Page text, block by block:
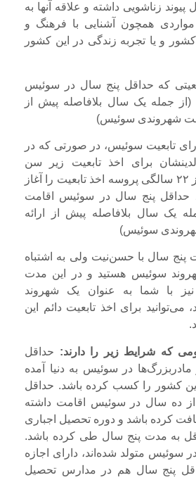
زناشویی داشته و علاقه آنها به
همچون آشنایی با فرهنگ و
و یا تجربه زندگی در این کشور
که حداقل پنج سال در سوئیس
(از جمله یک سال بلافاصله پیش از
شهروندی سوئیس)
تابعیت سوئیس، در صورتی که در
برای اخذ تابعیت زیر سن
قانونی بودند و پیش از ۲۲ سالگی پروسه اخذ تابعیت را آغاز
حداقل پنج سال در سوئیس اقامت
یک سال بلافاصله پیش از ارائه
سوئیس)
پنج سال با حسن‌نیت ولی به اشتباه
سوئیس هستید و در این مدت
با شما به عنوان یک شهروند
می‌توانید برای اخذ تابعیت دائم این
که شرایط زیر را دارند: حداقل
در سوئیس به دنیا آمده
این کشور را کسب کرده باشد. حداقل
از ده سال در سوئیس اقامت داشته
کرده باشد و دوره تحصیل اجباری
به مدت پنج سال طی کرده باشد.
سوئیس متولد شده‌اند، دارای اجازه
پنج سال هم در مدارس تحصیل